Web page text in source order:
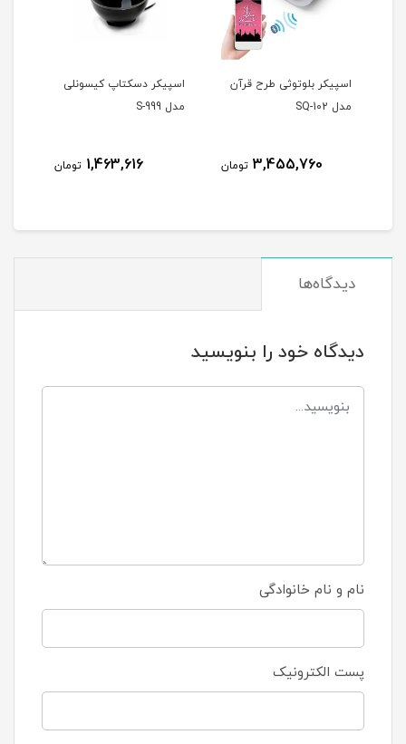
اسپیکر دسکتاپ کیسونلی
مدل S-999
1,463,616 تومان
اسپیکر دسکتاپ ایکس پی-
پروداکت مدل XP-SU39C
609,840 تومان
دیدگاه‌ها
دیدگاه خود را بنویسید
نام و نام خانوادگی
پست الکترونیک